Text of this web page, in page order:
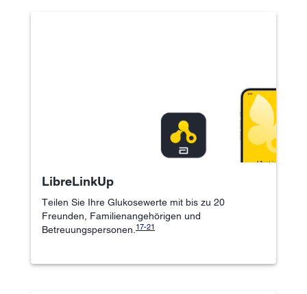
LibreLinkUp
Teilen Sie Ihre Glukosewerte mit bis zu 20
Freunden, Familienangehörigen und
Betreuungspersonen. 17-21